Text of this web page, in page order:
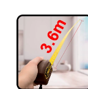
Deportes
Camping